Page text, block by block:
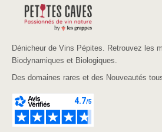
Dénicheur de Vins Pépites. Retrouvez les
Biodynamiques et Biologiques.
Des domaines rares et des Nouveautés